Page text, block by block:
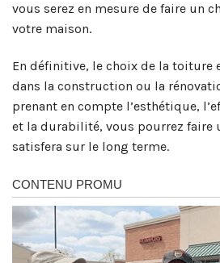
vous serez en mesure de faire un
votre maison.
En définitive, le choix de la toiture
dans la construction ou la
prenant en compte l’esthétique,
et la durabilité, vous pourrez faire
satisfera sur le long terme.